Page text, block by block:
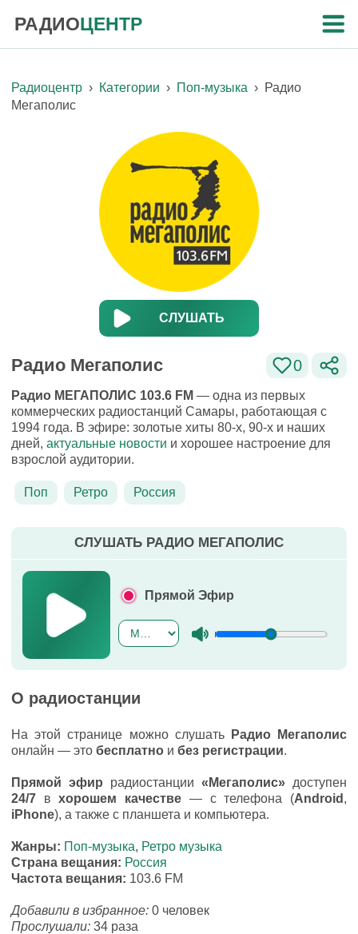
РАДИОЦЕНТР
Радиоцентр › Категории › Поп-музыка › Радио
Мегаполис
СЛУШАТЬ
Радио Мегаполис 0
Радио МЕГАПОЛИС 103.6 FM — одна из первых
коммерческих радиостанций Самары, работающая с
1994 года. В эфире: золотые хиты 80-х, 90-х и наших
дней, актуальные новости и хорошее настроение для
взрослой аудитории.
Поп Ретро Россия
СЛУШАТЬ РАДИО МЕГАПОЛИС
Прямой Эфир
О радиостанции
На этой странице можно слушать
Радио Мегаполис
онлайн — это бесплатно и без регистрации.
Прямой эфир радиостанции «Мегаполис» доступен
24/7 вхорошем качестве — с телефона (Android ,
iPhone), а также с планшета и компьютера.
Жанры: Поп-музыка, Ретро музыка
Страна вещания: Россия
Частота вещания: 103.6 FM
Добавили в избранное: 0 человек
Прослушали: 34 раза